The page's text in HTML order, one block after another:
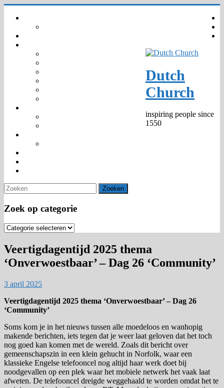
naar
Dutch
Church
inspiring people since
1550
Zoek op categorie
Zoek
categorie
Veertigdagentijd 2025 thema
‘Onverwoestbaar’ – Dag 26 ‘Community’
3 april 2025
Veertigdagentijd 2025 thema ‘Onverwoestbaar’ – Dag 26
‘Community’
Soms kom je in het nieuws tussen alle moedeloos en wanhopig
makende berichten, iets tegen dat je weer laat geloven dat het toch
nog goed kan komen met de wereld. Zoals dit bericht over
gemeenschapszin in een klein gehucht in Norfolk, waar een
klassieke Engelse telefooncel nog altijd haar werk doet bij
noodgevallen op een plek waar het mobiele netwerk het vaak laat
afweten. De telefooncel dreigde weggehaald te worden omdat het te